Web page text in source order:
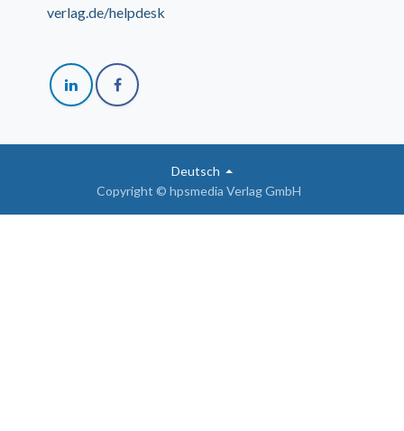
verlag.de/helpdesk
Copyright © hpsmedia Verlag GmbH
Deutsch